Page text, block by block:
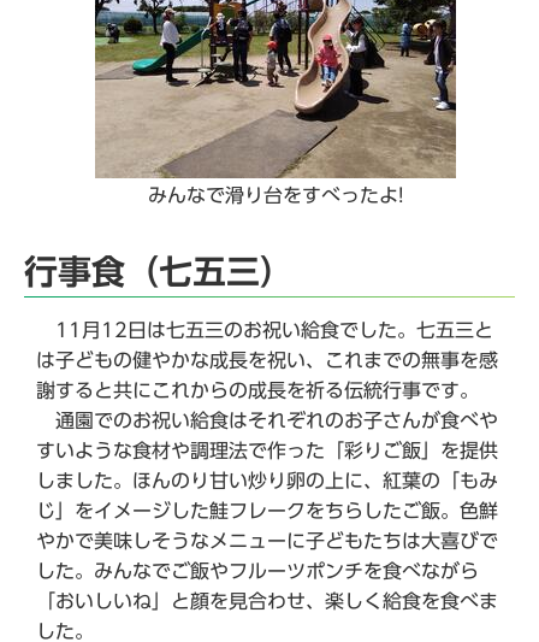
みんなで滑り台をすべったよ!
行事食（七五三）
11月12日は七五三のお祝い給食でした。七五三と
は子どもの健やかな成長を祝い、これまでの無事を感
謝すると共にこれからの成長を祈る伝統行事です。
通園でのお祝い給食はそれぞれのお子さんが食べや
すいような食材や調理法で作った「彩りご飯」を提供
しました。ほんのり甘い炒り卵の上に、紅葉の「もみ
じ」をイメージした鮭フレークをちらしたご飯。色鮮
やかで美味しそうなメニューに子どもたちは大喜びで
した。みんなでご飯やフルーツポンチを食べながら
「おいしいね」と顔を見合わせ、楽しく給食を食べま
した。